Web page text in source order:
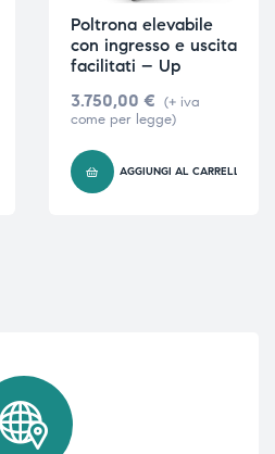
Poltrona elevabile
con ingresso e uscita
facilitati – Up
3.750,00 € (+ iva
come per legge)
AGGIUNGI AL CARRELLO